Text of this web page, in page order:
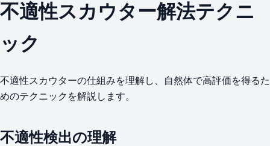
不適性スカウター解法テクニ
ック
不適性スカウターの仕組みを理解し、自然体で高評価を得るた
めのテクニックを解説します。
不適性検出の理解